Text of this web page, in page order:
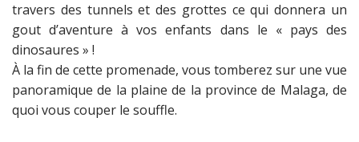
travers des tunnels et des grottes ce qui donnera un
gout d’aventure à vos enfants dans le « pays des
dinosaures » !
À la fin de cette promenade, vous tomberez sur une vue
panoramique de la plaine de la province de Malaga, de
quoi vous couper le souffle.